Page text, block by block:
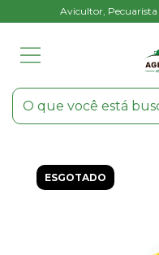
Avicultor, Pecuarista
ESGOTADO